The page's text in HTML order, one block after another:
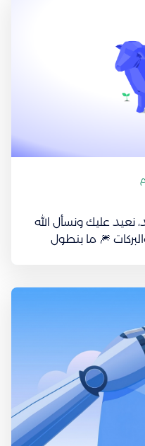
نعيد عليك ونسأل الله
أن يعيدها علينا وعليكم بالخير والبركات 🎆 ما بنطول
أو دينية فقط، لكنها